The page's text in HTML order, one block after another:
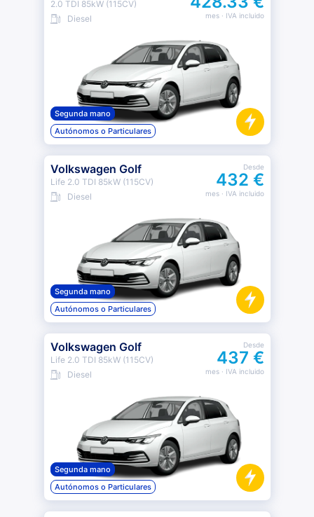
2.0 TDI 85kW (115CV)
Diesel
mes· IVA incluido
Segunda mano
Autónomos o Particulares
Volkswagen Golf
Life 2.0 TDI 85kW (115CV)
Diesel
Desde
432 €
mes· IVA incluido
Segunda mano
Autónomos o Particulares
Volkswagen Golf
Life 2.0 TDI 85kW (115CV)
Diesel
Desde
437 €
mes· IVA incluido
Segunda mano
Autónomos o Particulares